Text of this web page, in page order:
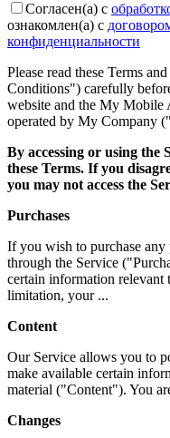
Согласен(а) с
ознакомлен(а) с
конфиденциальности
Please read these Terms
Conditions") carefully
website and the My Mobile
operated by My Company
By accessing or using the
these Terms. If you
you may not access the
Purchases
If you wish to purchase any
through the Service
certain information
limitation, your ...
Content
Our Service allows you to
make available certain
material ("Content"). You
Changes